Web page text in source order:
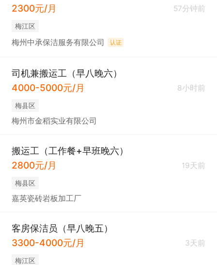
2300元/月 57分钟前
梅江区
梅州中承保洁服务有限公司 认证
司机兼搬运工（早八晚六）
4000-5000元/月
8小时前
梅县区
梅州市金稻实业有限公司
搬运工（工作餐+早班晚六）
2800元/月
19天前
梅县区
嘉英瓷砖岩板加工厂
客房保洁员（早八晚五）
3300-4000元/月
3天前
梅江区